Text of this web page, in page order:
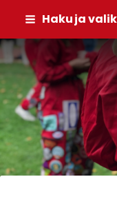
Siirry
sisältöön
Haku ja